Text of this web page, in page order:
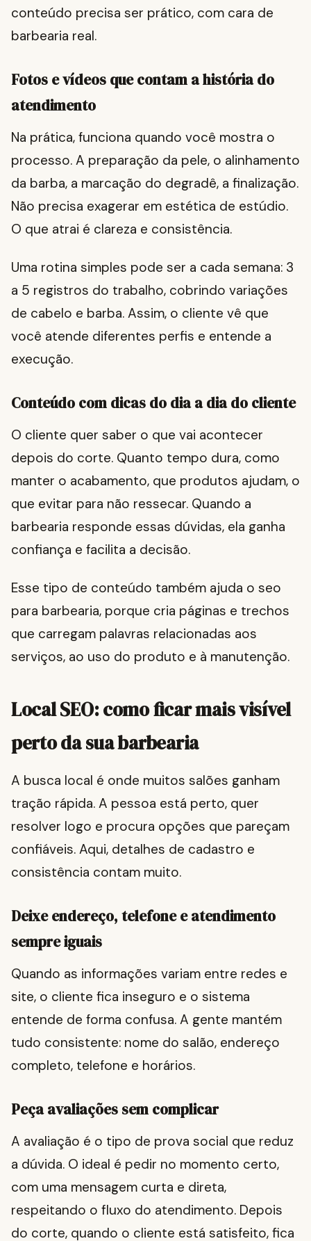
conteúdo precisa ser prático, com cara de
barbearia real.
Fotos e vídeos que contam a história do
atendimento
Na prática, funciona quando você mostra o
processo. A preparação da pele, o alinhamento
da barba, a marcação do degradê, a finalização.
Não precisa exagerar em estética de estúdio.
O que atrai é clareza e consistência.
Uma rotina simples pode ser a cada semana: 3
a 5 registros do trabalho, cobrindo variações
de cabelo e barba. Assim, o cliente vê que
você atende diferentes perfis e entende a
execução.
Conteúdo com dicas do dia a dia do cliente
O cliente quer saber o que vai acontecer
depois do corte. Quanto tempo dura, como
manter o acabamento, que produtos ajudam, o
que evitar para não ressecar. Quando a
barbearia responde essas dúvidas, ela ganha
confiança e facilita a decisão.
Esse tipo de conteúdo também ajuda o seo
para barbearia, porque cria páginas e trechos
que carregam palavras relacionadas aos
serviços, ao uso do produto e à manutenção.
Local SEO: como ficar mais visível
perto da sua barbearia
A busca local é onde muitos salões ganham
tração rápida. A pessoa está perto, quer
resolver logo e procura opções que pareçam
confiáveis. Aqui, detalhes de cadastro e
consistência contam muito.
Deixe endereço, telefone e atendimento
sempre iguais
Quando as informações variam entre redes e
site, o cliente fica inseguro e o sistema
entende de forma confusa. A gente mantém
tudo consistente: nome do salão, endereço
completo, telefone e horários.
Peça avaliações sem complicar
A avaliação é o tipo de prova social que reduz
a dúvida. O ideal é pedir no momento certo,
com uma mensagem curta e direta,
respeitando o fluxo do atendimento. Depois
do corte, quando o cliente está satisfeito, fica